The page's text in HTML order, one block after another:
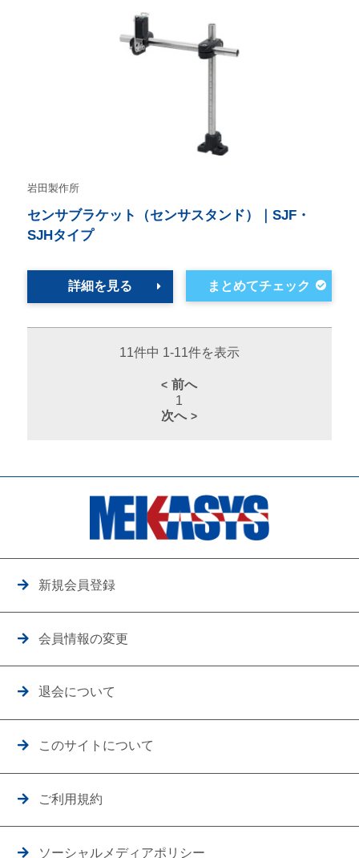
岩田製作所
センサブラケット（センサスタンド）｜SJF・
SJHタイプ
詳細を見る
11件中 1-11件を表示
前へ
1
次へ
新規会員登録
会員情報の変更
退会について
このサイトについて
ご利用規約
ソーシャルメディアポリシー